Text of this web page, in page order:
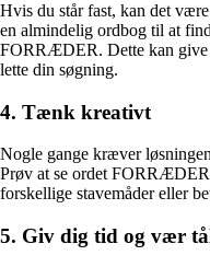
Hvis du står fast, kan det
en almindelig ordbog til at
FORRÆDER. Dette kan give
lette din søgning.
4. Tænk kreativt
Nogle gange kræver
Prøv at se ordet
forskellige stavemåder eller
5. Giv dig tid og vær